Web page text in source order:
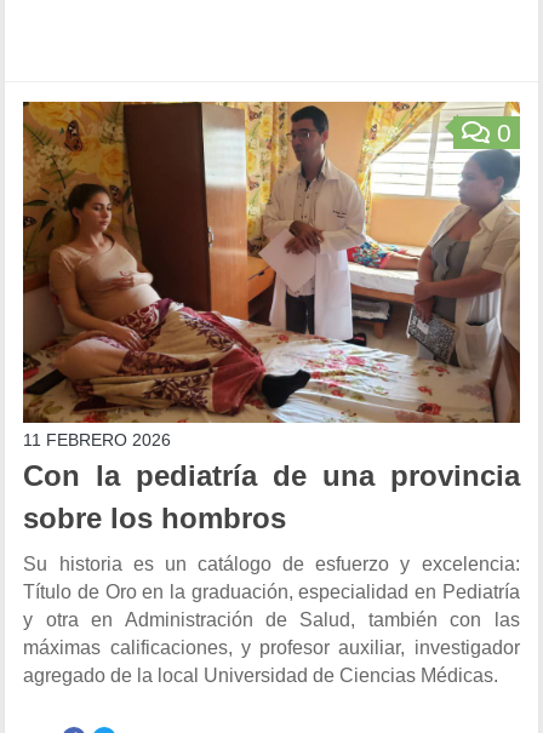
0
11 FEBRERO 2026
Con la pediatría de una provincia
sobre los hombros
Su historia es un catálogo de esfuerzo y excelencia:
Título de Oro en la graduación, especialidad en Pediatría
y otra en Administración de Salud, también con las
máximas calificaciones, y profesor auxiliar, investigador
agregado de la local Universidad de Ciencias Médicas.